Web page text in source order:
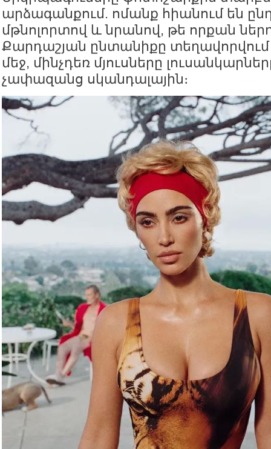
արձագանքում. ոմանք հիանում են
մթնոլորտով և նրանով, թե որքան
Քարդաշյան ընտանիքը
մեջ, մինչդեռ մյուսները
չափազանց սկանդալային։